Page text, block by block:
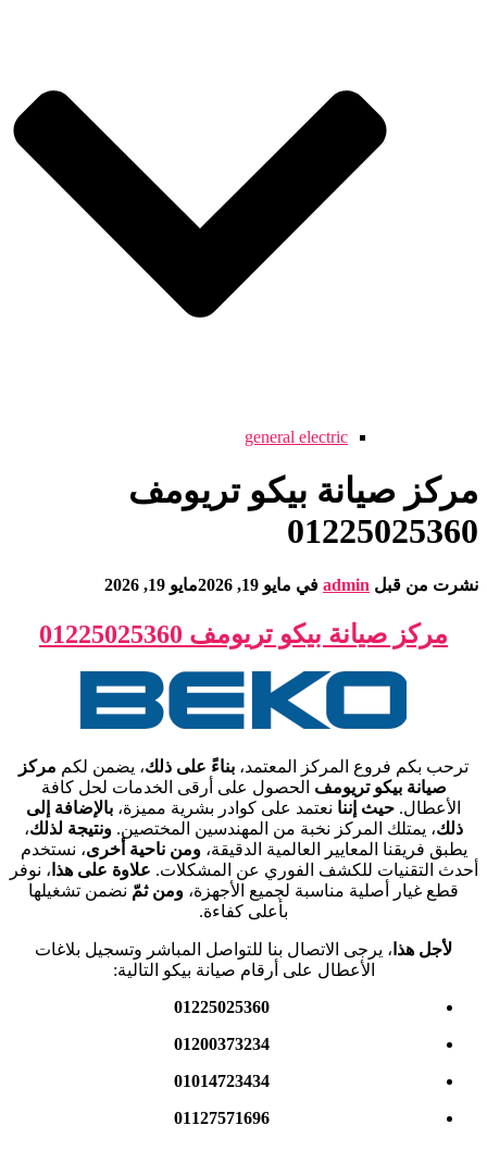
general electric
مركز صيانة بيكو تريومف
01225025360
نشرت من قبل admin في مايو 19, 2026 مايو 19, 2026
مركز صيانة بيكو تريومف 01225025360
ترحب بكم فروع المركز المعتمد، بناءً على ذلك، يضمن لكم مركز
صيانة بيكو تريومف الحصول على أرقى الخدمات لحل كافة
الأعطال. حيث إننا نعتمد على كوادر بشرية مميزة، بالإضافة إلى
ذلك، يمتلك المركز نخبة من المهندسين المختصين. ونتيجة لذلك،
يطبق فريقنا المعايير العالمية الدقيقة،ومن ناحية أخرى، نستخدم
أحدث التقنيات للكشف الفوري عن المشكلات. علاوة على هذا ، نوفر
قطع غيار أصلية مناسبة لجميع الأجهزة، ومن ثمّ نضمن تشغيلها
بأعلى كفاءة.
لأجل هذا ، يرجى الاتصال بنا للتواصل المباشر وتسجيل بلاغات
الأعطال على أرقام صيانة بيكو التالية:
01225025360
01200373234
01014723434
01127571696